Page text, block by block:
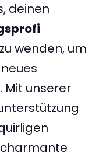
deinen
wenden, um
Mit unserer